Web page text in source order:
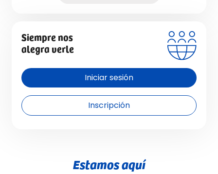
Siempre nos
alegra verle
Iniciar sesión
Inscripción
Estamos aquí